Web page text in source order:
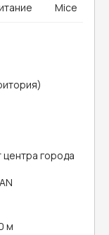
Mice
центра города
м